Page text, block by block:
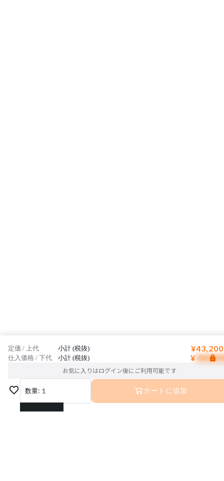
定価 / 上代 小計 (税抜)
仕入価格 / 下代 小計 (税抜) ¥
お気に入りはログイン後にご利用可能です
数量: 1
1
カートに追加